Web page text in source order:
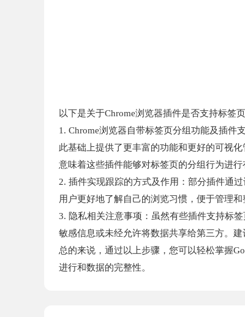
以下是关于Chrome浏览器插件是否支持标签
1. Chrome浏览器自带标签页分组功能及插件
此基础上提供了更丰富的功能和更好的可视
意味着这些插件能够对标签页的分组行为进行
2. 插件实现跟踪的方式及作用：部分插件通
用户更好地了解自己的浏览习惯，便于管理
3. 隐私相关注意事项：虽然有些插件支持标
敏感信息或未经允许将数据共享给第三方。
总的来说，通过以上步骤，您可以轻松掌握
进行和数据的完整性。